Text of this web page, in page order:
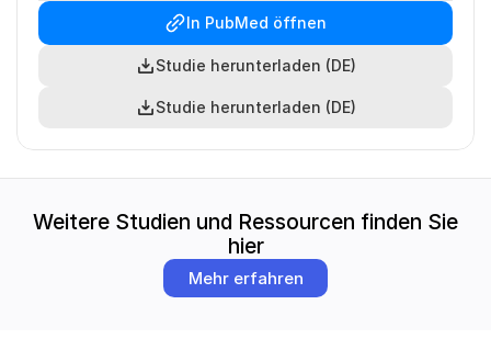
In PubMed öffnen
Studie herunterladen (DE)
Studie herunterladen (DE)
Weitere Studien und Ressourcen finden Sie
hier
Mehr erfahren